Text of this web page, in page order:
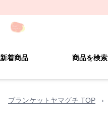
新着商品 商品を検索
ブランケットヤマグチ TOP ›